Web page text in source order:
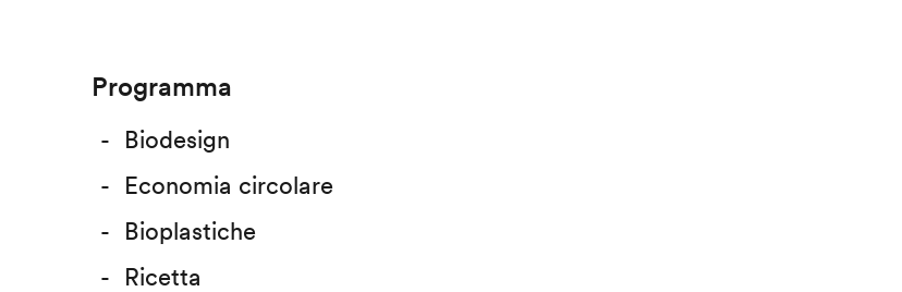
Programma
Biodesign
Economia circolare
Bioplastiche
Ricetta